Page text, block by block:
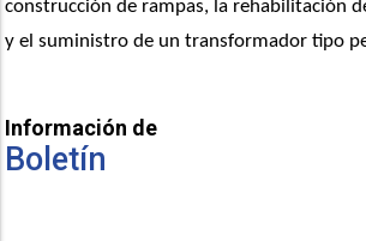
construcción de rampas, la rehabilitación
y el suministro de un transformador tipo
Información de
Boletín